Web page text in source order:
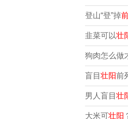
登山“登”掉
韭菜可以壮
狗肉怎么做
盲目 壮阳前
男人盲目 壮
大米可壮阳